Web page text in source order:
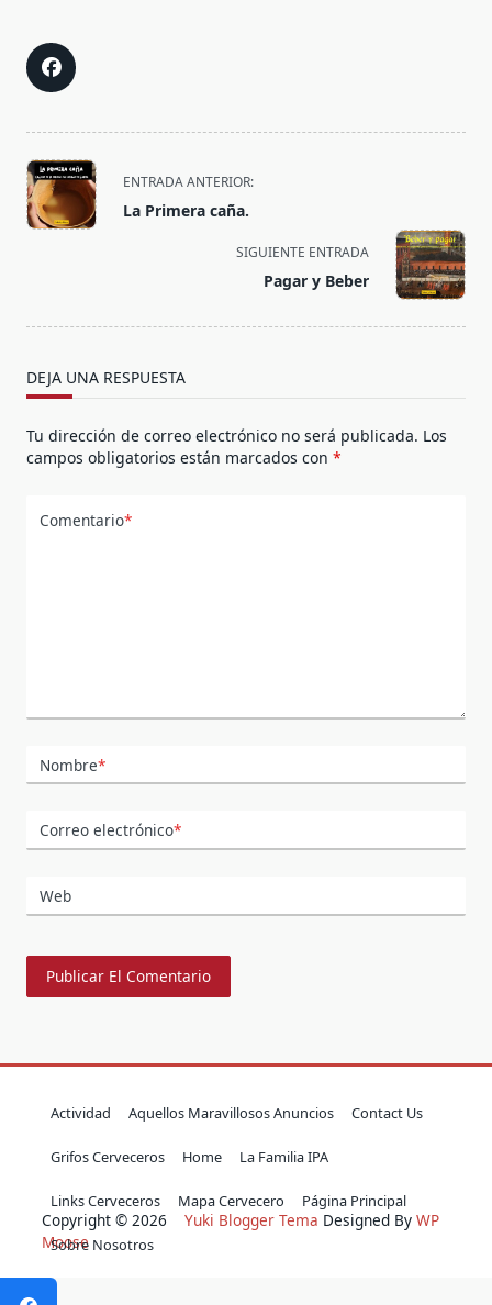
<span
class="nav-
subtitle
ENTRADA ANTERIOR:
La Primera caña.
SIGUIENTE ENTRADA
Pagar y Beber
DEJA UNA RESPUESTA
Tu dirección de correo electrónico no será publicada. Los
campos obligatorios están marcados con *
Comentario*
Nombre*
Correo electrónico*
Web
Actividad Aquellos Maravillosos Anuncios Contact Us
Grifos Cerveceros Home La Familia IPA
Links Cerveceros Mapa Cervecero Página Principal
Sobre Nosotros
Copyright © 2026 Yuki Blogger Tema Designed By WP
Moose